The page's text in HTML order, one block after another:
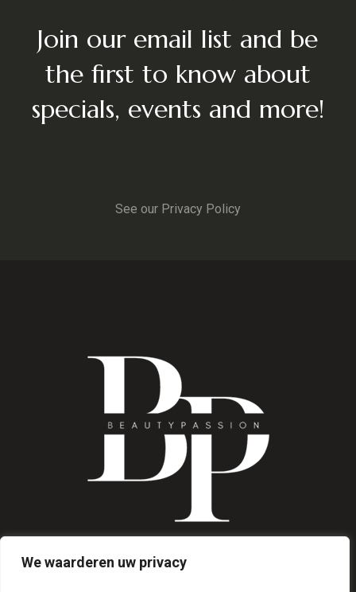
We waarderen uw privacy
Join our email list and be
the first to know about
specials, events and more!
See our Privacy Policy
INFO@BEAUTYPASSION.NL